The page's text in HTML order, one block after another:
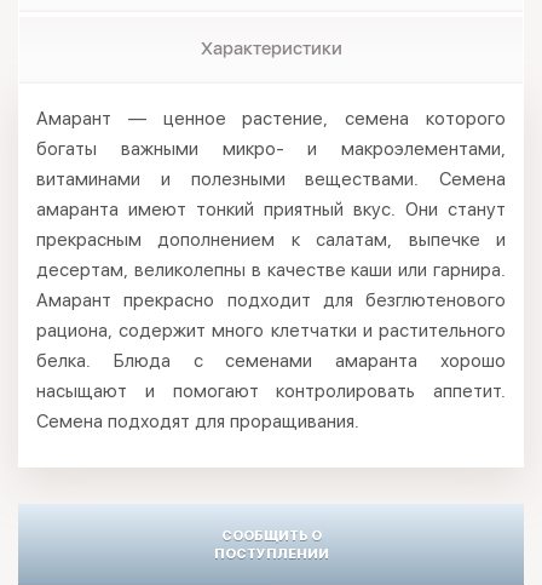
Характеристики
Амарант — ценное растение, семена которого
богаты важными микро- и макроэлементами,
витаминами и полезными веществами. Семена
амаранта имеют тонкий приятный вкус. Они станут
прекрасным дополнением к салатам, выпечке и
десертам, великолепны в качестве каши или гарнира.
Амарант прекрасно подходит для безглютенового
рациона, содержит много клетчатки и растительного
белка. Блюда с семенами амаранта хорошо
насыщают и помогают контролировать аппетит.
Семена подходят для проращивания.
СООБЩИТЬ О
ПОСТУПЛЕНИИ